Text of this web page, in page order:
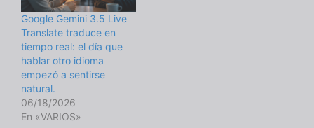
Google Gemini 3.5 Live
Translate traduce en
tiempo real: el día que
hablar otro idioma
empezó a sentirse
natural.
06/18/2026
En «VARIOS»